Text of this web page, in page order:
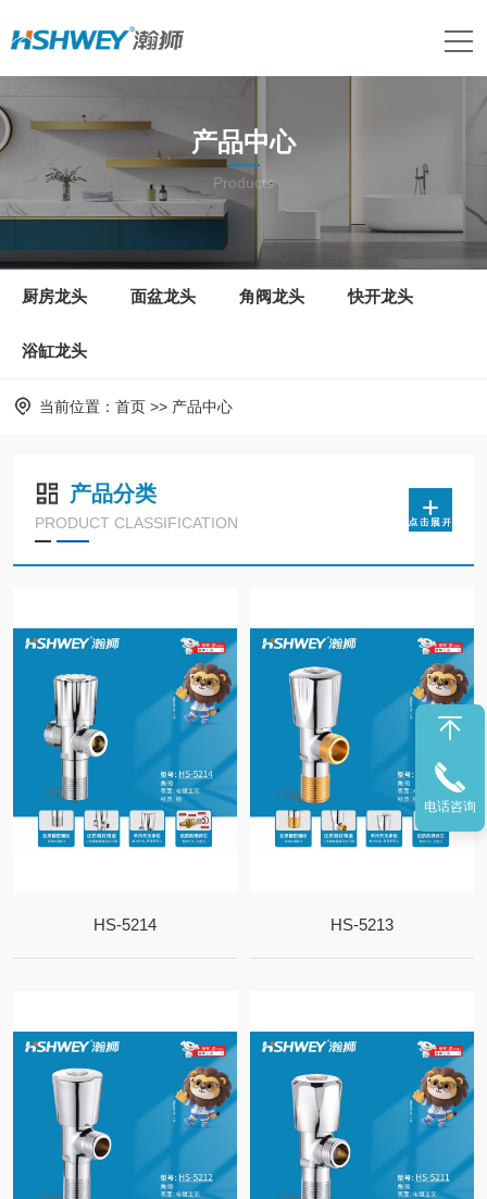
产品中心
Products
厨房龙头 面盆龙头 角阀龙头 快开龙头
浴缸龙头
当前位置： 首页 >> 产品中心
产品分类
PRODUCT CLASSIFICATION
HS-5214 HS-5213
电话咨询